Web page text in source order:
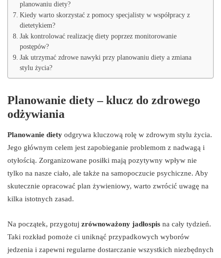
planowaniu diety?
Kiedy warto skorzystać z pomocy specjalisty w współpracy z
dietetykiem?
Jak kontrolować realizację diety poprzez monitorowanie
postępów?
Jak utrzymać zdrowe nawyki przy planowaniu diety a zmiana
stylu życia?
Planowanie diety – klucz do zdrowego
odżywiania
Planowanie diety odgrywa kluczową rolę w zdrowym stylu życia.
Jego głównym celem jest zapobieganie problemom z nadwagą i
otyłością. Zorganizowane posiłki mają pozytywny wpływ nie
tylko na nasze ciało, ale także na samopoczucie psychiczne. Aby
skutecznie opracować plan żywieniowy, warto zwrócić uwagę na
kilka istotnych zasad.
Na początek, przygotuj zrównoważony jadłospis na cały tydzień.
Taki rozkład pomoże ci uniknąć przypadkowych wyborów
jedzenia i zapewni regularne dostarczanie wszystkich niezbędnych